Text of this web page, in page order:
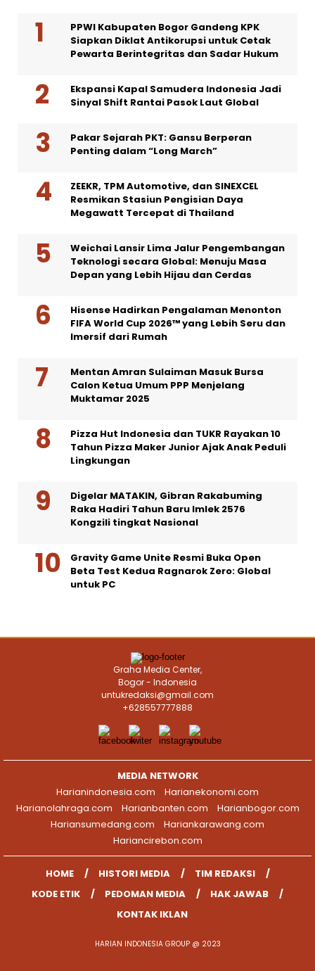
PPWI Kabupaten Bogor Gandeng KPK
Siapkan Diklat Antikorupsi untuk Cetak
Pewarta Berintegritas dan Sadar Hukum
Ekspansi Kapal Samudera Indonesia Jadi
Sinyal Shift Rantai Pasok Laut Global
Pakar Sejarah PKT: Gansu Berperan
Penting dalam “Long March”
ZEEKR, TPM Automotive, dan SINEXCEL
Resmikan Stasiun Pengisian Daya
Megawatt Tercepat di Thailand
Weichai Lansir Lima Jalur Pengembangan
Teknologi secara Global: Menuju Masa
Depan yang Lebih Hijau dan Cerdas
Hisense Hadirkan Pengalaman Menonton
FIFA World Cup 2026™ yang Lebih Seru dan
Imersif dari Rumah
Mentan Amran Sulaiman Masuk Bursa
Calon Ketua Umum PPP Menjelang
Muktamar 2025
Pizza Hut Indonesia dan TUKR Rayakan 10
Tahun Pizza Maker Junior Ajak Anak Peduli
Lingkungan
Digelar MATAKIN, Gibran Rakabuming
Raka Hadiri Tahun Baru Imlek 2576
Kongzili tingkat Nasional
Gravity Game Unite Resmi Buka Open
Beta Test Kedua Ragnarok Zero: Global
untuk PC
Graha Media Center,
Bogor - Indonesia
untukredaksi@gmail.com
+628557777888
MEDIA NETWORK
Harianindonesia.com
Harianekonomi.com
Harianolahraga.com
Harianbanten.com
Harianbogor.com
Hariansumedang.com
Hariankarawang.com
Hariancirebon.com
HOME HISTORI MEDIA
TIM REDAKSI
KODE ETIK
PEDOMAN MEDIA
HAK JAWAB
KONTAK IKLAN
HARIAN INDONESIA GROUP @ 2023